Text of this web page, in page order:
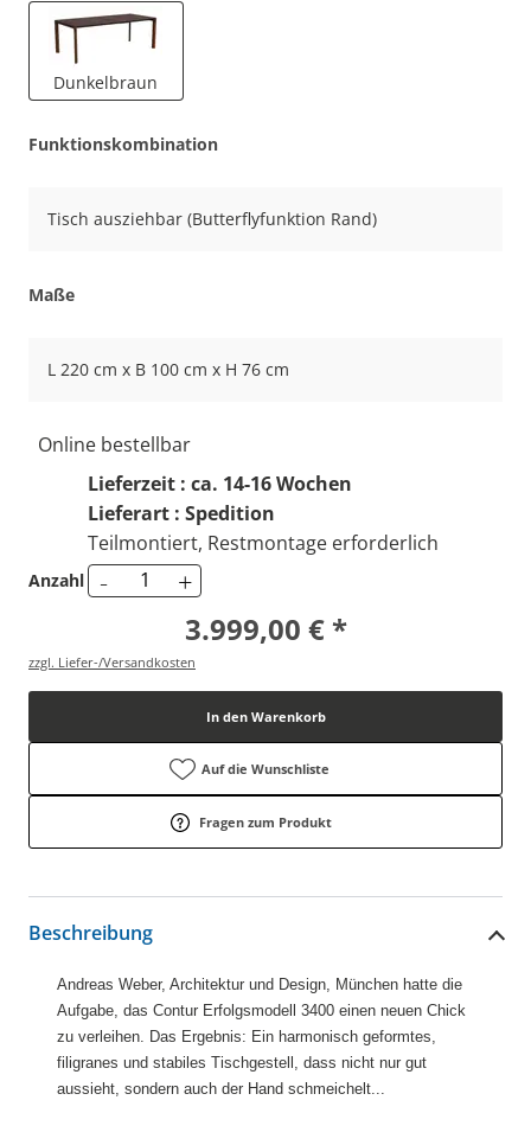
Dunkelbraun
Funktionskombination
Tisch ausziehbar (Butterflyfunktion Rand)
Maße
L 220 cm x B 100 cm x H 76 cm
Online bestellbar
Lieferzeit : ca. 14-16 Wochen
Lieferart : Spedition
Teilmontiert, Restmontage erforderlich
Anzahl - +
3.999,00 € *
zzgl. Liefer-/Versandkosten
In den Warenkorb
Auf die Wunschliste
Fragen zum Produkt
Beschreibung
Andreas Weber, Architektur und Design, München hatte die
Aufgabe, das Contur Erfolgsmodell 3400 einen neuen Chick
zu verleihen. Das Ergebnis: Ein harmonisch geformtes,
filigranes und stabiles Tischgestell, dass nicht nur gut
aussieht, sondern auch der Hand schmeichelt...